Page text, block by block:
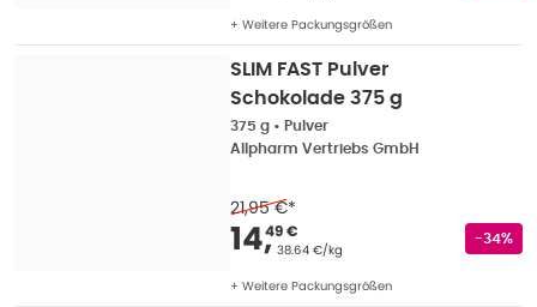
+ Weitere Packungsgrößen
SLIM FAST Pulver
Schokolade 375 g
375 g • Pulver
Allpharm Vertriebs GmbH
21,95 €*
Verkaufspreis
14,
49 €
Grundpreis
38.64 €/kg
-34%
+ Weitere Packungsgrößen